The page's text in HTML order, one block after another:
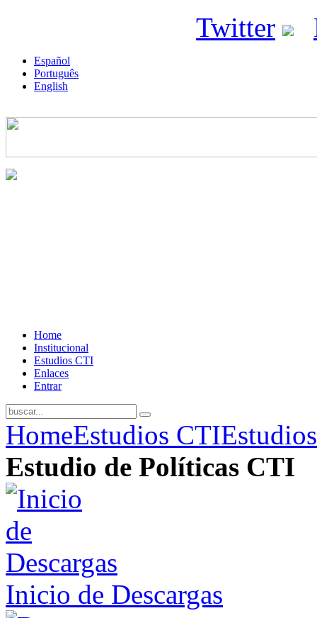
Twitter
Español
Português
English
Home
Institucional
Estudios CTI
Enlaces
Entrar
HomeEstudios CTI
Estudio de Políticas CTI
Inicio de Descargas